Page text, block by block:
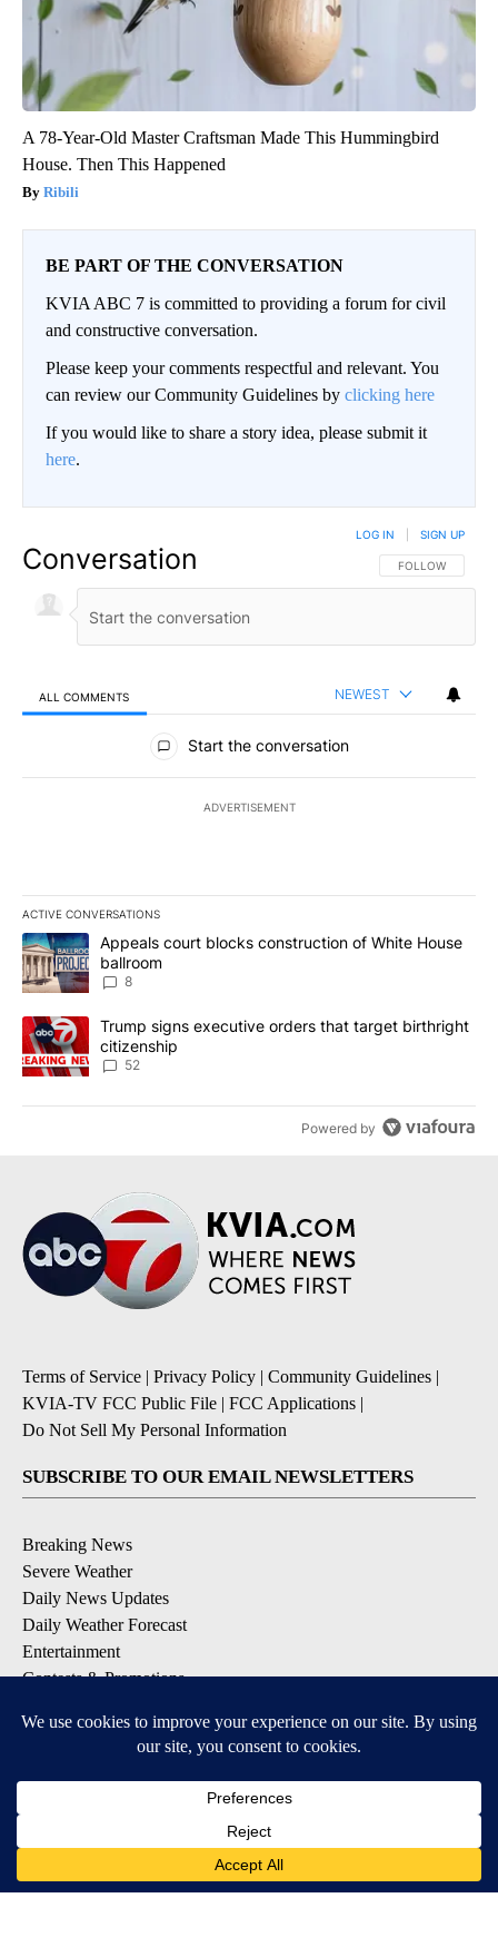
A 78-Year-Old Master Craftsman Made This Hummingbird
House. Then This Happened
Ribili
BE PART OF THE CONVERSATION
KVIA ABC 7 is committed to providing a forum for civil
and constructive conversation.
Please keep your comments respectful and relevant. You
can review our Community Guidelines by clicking here
If you would like to share a story idea, please submit it
here.
Conversation FOLLOW THIS
FOLLOW
LOG IN SIGN UP
ALL COMMENTS NEWEST
All Comments
Start the conversation
ADVERTISEMENT
ACTIVE CONVERSATIONS
The following is a list of the most commented articles in the last
A trending article titled "Appeals court blocks construction of
Appeals court blocks construction of White House
ballroom
8
A trending article titled "Trump signs executive orders that
Trump signs executive orders that target birthright
citizenship
52
Powered by
Terms of Service | Privacy Policy | Community Guidelines |
KVIA-TV FCC Public File | FCC Applications |
Do Not Sell My Personal Information
SUBSCRIBE TO OUR EMAIL NEWSLETTERS
Breaking News
Severe Weather
Daily News Updates
Daily Weather Forecast
Entertainment
Contests & Promotions
DOWNLOAD OUR APPS
Available for iOS and Android